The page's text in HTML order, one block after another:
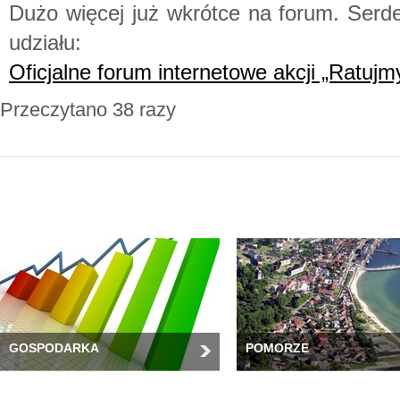
Dużo więcej już wkrótce na forum.
udziału:
Oficjalne forum internetowe akcji
Przeczytano 38 razy
GOSPODARKA POMORZE